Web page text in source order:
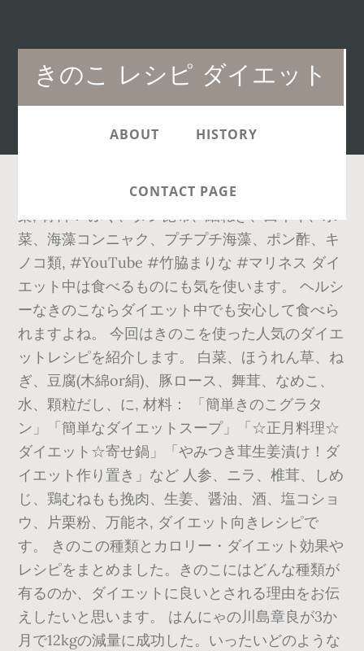
きのこ レシピ ダイエット
Main
navigation
ABOUT HISTORY
CONTACT PAGE
楽, 材料： ふぐ、ダシ昆布、細ねぎ、白ネギ、水
菜、海藻コンニャク、プチプチ海藻、ポン酢、キ
ノコ類, #YouTube #竹脇まりな #マリネス ダイ
エット中は食べるものにも気を使います。 ヘルシ
ーなきのこならダイエット中でも安心して食べら
れますよね。 今回はきのこを使った人気のダイエ
ットレシピを紹介します。 白菜、ほうれん草、ね
ぎ、豆腐(木綿or絹)、豚ロース、舞茸、なめこ、
水、顆粒だし、に, 材料： 「簡単きのこグラタ
ン」「簡単なダイエットスープ」「☆正月料理☆
ダイエット☆寄せ鍋」「やみつき茸生姜漬け！ダ
イエット作り置き」など 人参、ニラ、椎茸、しめ
じ、鶏むねもも挽肉、生姜、醤油、酒、塩コショ
ウ、片栗粉、万能ネ, ダイエット向きレシピで
す。 きのこの種類とカロリー・ダイエット効果や
レシピをまとめました。きのこにはどんな種類が
有るのか、ダイエットに良いとされる理由をお伝
えしたいと思います。 はんにゃの川島章良が3か
月で12kgの減量に成功した。いったいどのような